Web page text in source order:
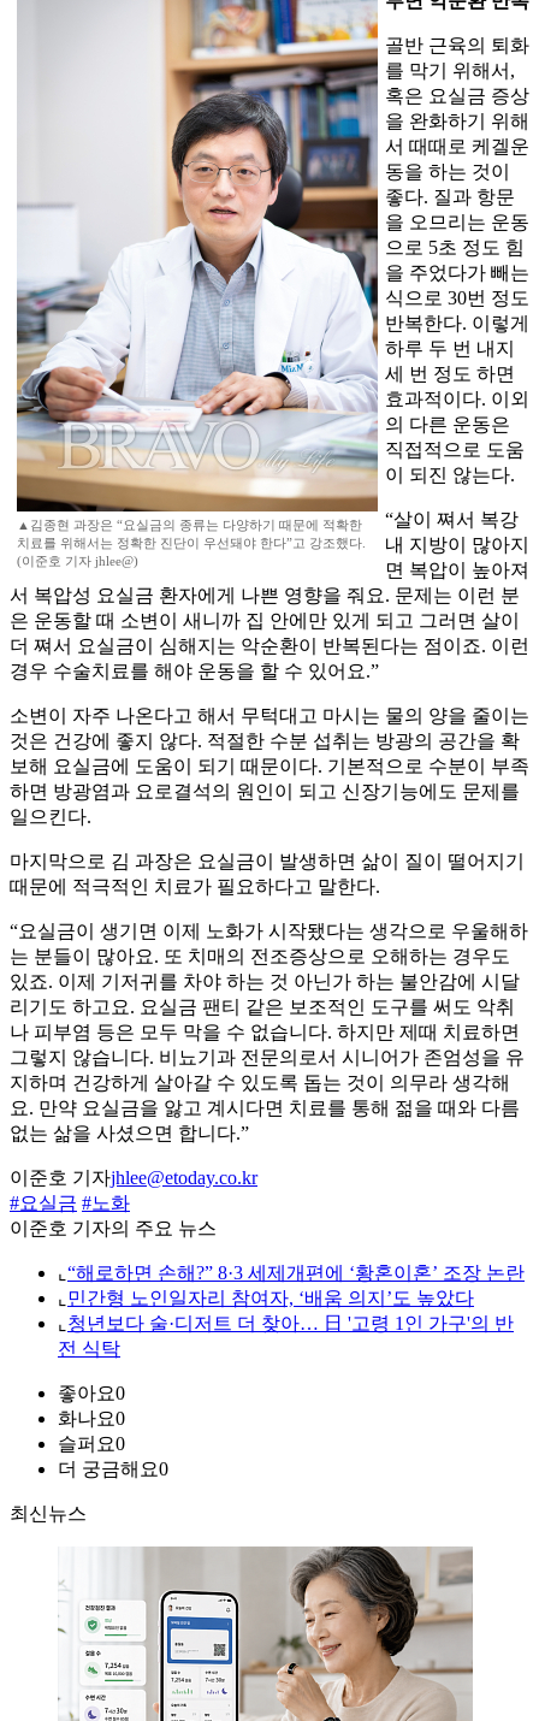
▲김종현 과장은 “요실금의 종류는 다양하기 때문에 적확한
치료를 위해서는 정확한 진단이 우선돼야 한다”고 강조했다.
(이준호 기자 jhlee@)
골반 근육의 퇴화
를 막기 위해서,
혹은 요실금 증상
을 완화하기 위해
서 때때로 케겔운
동을 하는 것이
좋다. 질과 항문
을 오므리는 운동
으로 5초 정도 힘
을 주었다가 빼는
식으로 30번 정도
반복한다. 이렇게
하루 두 번 내지
세 번 정도 하면
효과적이다. 이외
의 다른 운동은
직접적으로 도움
이 되진 않는다.
“살이 쪄서 복강
내 지방이 많아지
면 복압이 높아져
서 복압성 요실금 환자에게 나쁜 영향을 줘요. 문제는 이런 분
은 운동할 때 소변이 새니까 집 안에만 있게 되고 그러면 살이
더 쪄서 요실금이 심해지는 악순환이 반복된다는 점이죠. 이런
경우 수술치료를 해야 운동을 할 수 있어요.”
소변이 자주 나온다고 해서 무턱대고 마시는 물의 양을 줄이는
것은 건강에 좋지 않다. 적절한 수분 섭취는 방광의 공간을 확
보해 요실금에 도움이 되기 때문이다. 기본적으로 수분이 부족
하면 방광염과 요로결석의 원인이 되고 신장기능에도 문제를
일으킨다.
마지막으로 김 과장은 요실금이 발생하면 삶이 질이 떨어지기
때문에 적극적인 치료가 필요하다고 말한다.
“요실금이 생기면 이제 노화가 시작됐다는 생각으로 우울해하
는 분들이 많아요. 또 치매의 전조증상으로 오해하는 경우도
있죠. 이제 기저귀를 차야 하는 것 아닌가 하는 불안감에 시달
리기도 하고요. 요실금 팬티 같은 보조적인 도구를 써도 악취
나 피부염 등은 모두 막을 수 없습니다. 하지만 제때 치료하면
그렇지 않습니다. 비뇨기과 전문의로서 시니어가 존엄성을 유
지하며 건강하게 살아갈 수 있도록 돕는 것이 의무라 생각해
요. 만약 요실금을 앓고 계시다면 치료를 통해 젊을 때와 다름
없는 삶을 사셨으면 합니다.”
이준호 기자jhlee@etoday.co.kr
#요실금 #노화
이준호 기자의 주요 뉴스
⌞ “해로하면 손해?” 8·3 세제개편에 ‘황혼이혼’ 조장 논란
⌞ 민간형 노인일자리 참여자, ‘배움 의지’도 높았다
⌞ 청년보다 술·디저트 더 찾아… 日 '고령 1인 가구'의 반
전 식탁
좋아요0
화나요0
슬퍼요0
더 궁금해요0
최신뉴스